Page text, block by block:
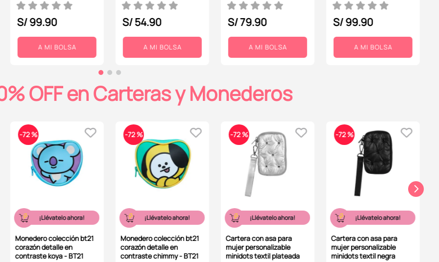
S/99.90
A MI BOLSA
S/54.90
A MI BOLSA
S/79.90
A MI BOLSA
S/99.90
A MI BOLSA
OFF en Carteras y Monederos
-72 %
¡Llévatelo ahora!
Monedero colección bt21
corazón detalle en
contraste koya - BT21
-72 %
¡Llévatelo ahora!
Monedero colección bt21
corazón detalle en
contraste chimmy - BT21
-72 %
¡Llévatelo ahora!
Cartera con asa para
mujer personalizable
minidots textil plateada
-72 %
¡Llévatelo ahora!
Cartera con asa para
mujer personalizable
minidots textil negra